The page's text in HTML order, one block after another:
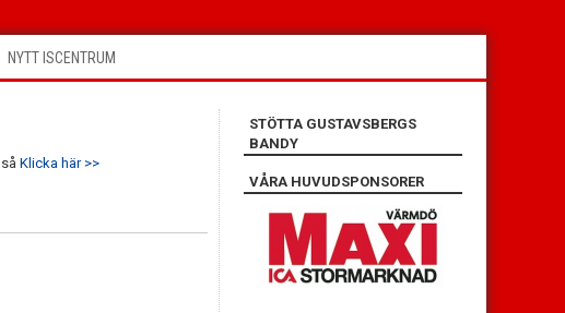
NYTT ISCENTRUM
Klicka här >>
STÖTTA GUSTAVSBERGS
BANDY
VÅRA HUVUDSPONSORER